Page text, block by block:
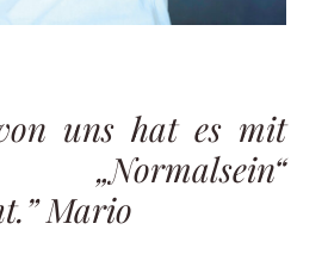
uns hat es mit
Mario